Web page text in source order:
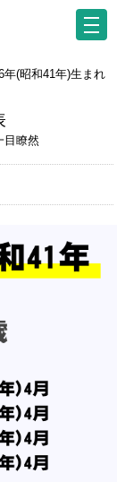
年(昭和41年)生まれ
目瞭然